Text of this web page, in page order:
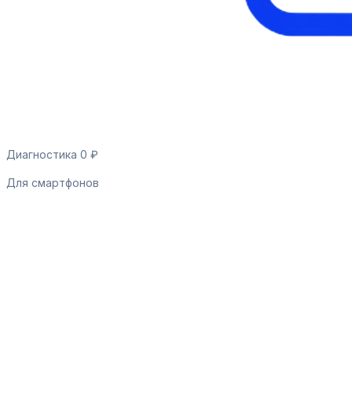
Диагностика 0 ₽
Для смартфонов